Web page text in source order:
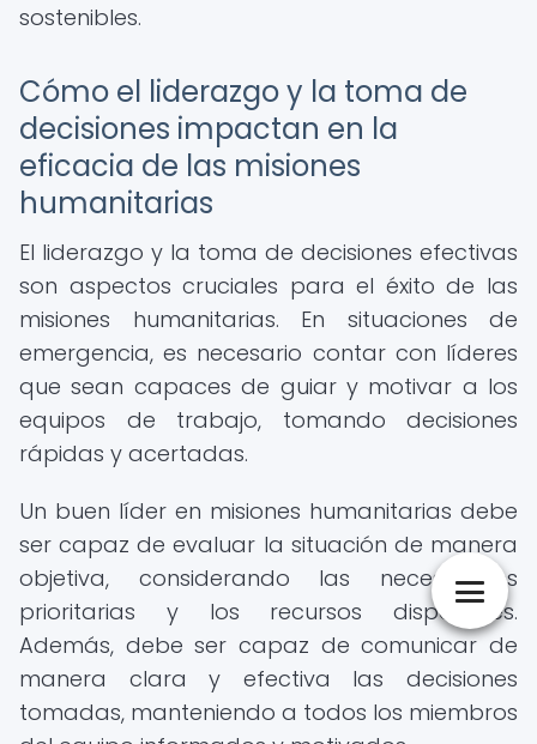
sostenibles.
Cómo el liderazgo y la toma de
decisiones impactan en la
eficacia de las misiones
humanitarias
El liderazgo y la toma de decisiones efectivas
son aspectos cruciales para el éxito de las
misiones humanitarias. En situaciones de
emergencia, es necesario contar con líderes
que sean capaces de guiar y motivar a los
equipos de trabajo, tomando decisiones
rápidas y acertadas.
Un buen líder en misiones humanitarias debe
ser capaz de evaluar la situación de manera
objetiva, considerando las necesidades
prioritarias y los recursos disponibles.
Además, debe ser capaz de comunicar de
manera clara y efectiva las decisiones
tomadas, manteniendo a todos los miembros